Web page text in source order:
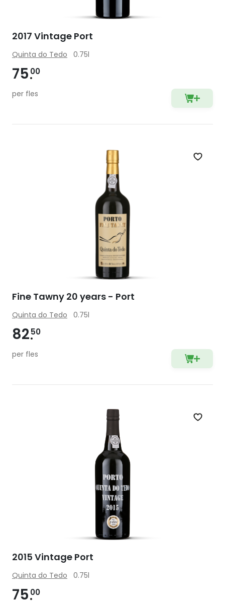
2017 Vintage Port
Quinta do Tedo 0.75l
75 00
per fles
Zet
Fine Tawny 20 years - Port
Quinta do Tedo 0.75l
8250
per fles
Zet
2015 Vintage Port
Quinta do Tedo 0.75l
75 00